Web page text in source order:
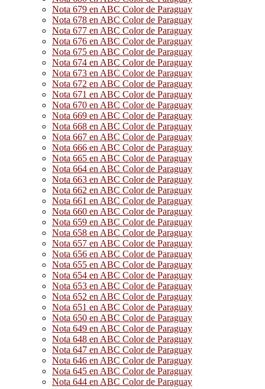
Nota 679 en ABC Color de Paraguay
Nota 678 en ABC Color de Paraguay
Nota 677 en ABC Color de Paraguay
Nota 676 en ABC Color de Paraguay
Nota 675 en ABC Color de Paraguay
Nota 674 en ABC Color de Paraguay
Nota 673 en ABC Color de Paraguay
Nota 672 en ABC Color de Paraguay
Nota 671 en ABC Color de Paraguay
Nota 670 en ABC Color de Paraguay
Nota 669 en ABC Color de Paraguay
Nota 668 en ABC Color de Paraguay
Nota 667 en ABC Color de Paraguay
Nota 666 en ABC Color de Paraguay
Nota 665 en ABC Color de Paraguay
Nota 664 en ABC Color de Paraguay
Nota 663 en ABC Color de Paraguay
Nota 662 en ABC Color de Paraguay
Nota 661 en ABC Color de Paraguay
Nota 660 en ABC Color de Paraguay
Nota 659 en ABC Color de Paraguay
Nota 658 en ABC Color de Paraguay
Nota 657 en ABC Color de Paraguay
Nota 656 en ABC Color de Paraguay
Nota 655 en ABC Color de Paraguay
Nota 654 en ABC Color de Paraguay
Nota 653 en ABC Color de Paraguay
Nota 652 en ABC Color de Paraguay
Nota 651 en ABC Color de Paraguay
Nota 650 en ABC Color de Paraguay
Nota 649 en ABC Color de Paraguay
Nota 648 en ABC Color de Paraguay
Nota 647 en ABC Color de Paraguay
Nota 646 en ABC Color de Paraguay
Nota 645 en ABC Color de Paraguay
Nota 644 en ABC Color de Paraguay